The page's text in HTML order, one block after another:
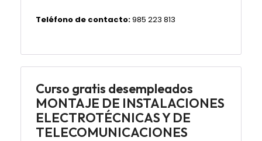
Teléfono de contacto:985 223 813
Curso gratis desempleados
MONTAJE DE INSTALACIONES
ELECTROTÉCNICAS Y DE
TELECOMUNICACIONES